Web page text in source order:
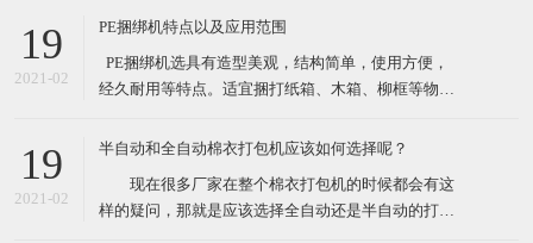
开始使用PE捆绑机的厂家对了PE捆绑机赞口不绝，认
约了人力运输费。 PE捆绑机广泛用于用于食品、
医药、五金、化工
19
2021-02
PE捆绑机特点以及应用范围
​ PE捆绑机选具有造型美观，结构简单，使用方便，
经久耐用等特点。适宜捆打纸箱、木箱、柳框等物
其体积小巧、维修起来比较简易，故广泛适用于流动
捆包机的电熔粘合效果，又可解决带钳的铁扣机捆
19
2021-02
半自动和全自动棉衣打包机应该如何选择呢？
现在很多厂家在整个棉衣打包机的时候都会有这
样的疑问，那就是应该选择全自动还是半自动的打包